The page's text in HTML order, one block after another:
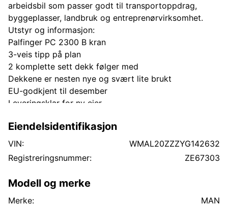
arbeidsbil som passer godt til transportoppdrag,
byggeplasser, landbruk og entreprenørvirksomhet.
Utstyr og informasjon:
Palfinger PC 2300 B kran
3-veis tipp på plan
2 komplette sett dekk følger med
Dekkene er nesten nye og svært lite brukt
EU-godkjent til desember
Leveringsklar for ny eier
er så å si fri for rust. Dette skyldes at den har gått
mesteparten av sitt liv i Nord-Norge, hvor den i liten
rustutfordringene man ofte ser på tilsvarende kjøretøy.
svært fleksibel arbeidsbil med mange bruksområder.
Eiendelsidentifikasjon
VIN:
WMAL20ZZZYG142632
Registreringsnummer:
ZE67303
Modell og merke
Merke:
MAN